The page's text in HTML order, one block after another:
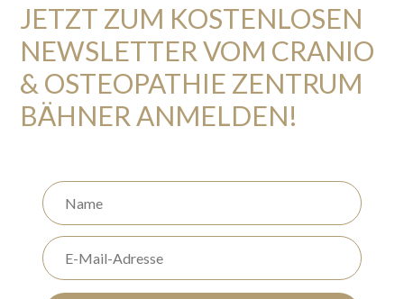
JETZT ZUM KOSTENLOSEN
NEWSLETTER VOM CRANIO
& OSTEOPATHIE ZENTRUM
BÄHNER ANMELDEN!